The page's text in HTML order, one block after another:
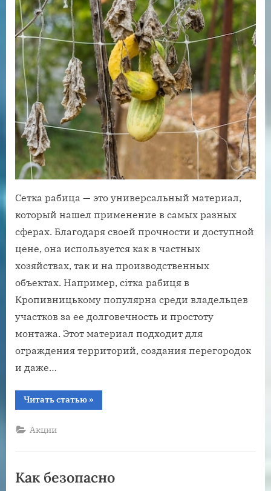
Сетка рабица — это универсальный материал,
который нашел применение в самых разных
сферах. Благодаря своей прочности и доступной
цене, она используется как в частных
хозяйствах, так и на производственных
объектах. Например, сітка рабиця в
Кропивницькому популярна среди владельцев
участков за ее долговечность и простоту
монтажа. Этот материал подходит для
ограждения территорий, создания перегородок
и даже…
Читать статью“Универсальные
варианты
частных
крупных
производств”
»
Акции
Как безопасно